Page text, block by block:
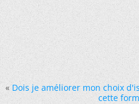
« Dois je améliorer mon choix
cette